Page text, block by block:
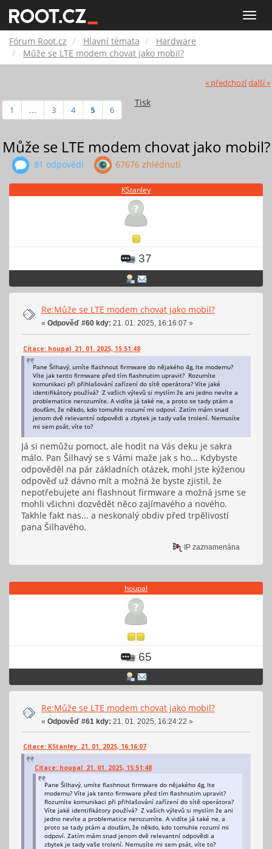
Toggle
Root.cz
Fórum Root.cz Hlavní témata
Hardware
Může se LTE modem chovat jako mobil?
« předchozídalší »
Tisk
1 ... 3 4 5 6
Může se LTE modem chovat jako mobil?
81 odpovědí 67676 zhlédnutí
KStanley
37
Re:Může se LTE modem chovat jako mobil?
« Odpověď #60 kdy: 21. 01. 2025, 16:16:07 »
Citace: houpal 21. 01. 2025, 15:51:48
Pane Šilhavý, umíte flashnout firmware do nějakého 4g, lte modemu?
Víte jak tento firmware před tím flashnutim upravit? Rozumíte
komunikaci při přihlašování zařízení do sítě operátora? Víte jaké
identifikátory používá? Z vašich výlevů si myslím že ani jedno nevíte a
problematice nerozumíte. A vidíte já také ne, a proto se tady ptám a
doufám, že někdo, kdo tomuhle rozumí mi odpoví. Zatím mám snad
jenom dvě relevantní odpovědi a zbytek je tady vaše trolení. Nemusíte
mi sem psát, víte to?
Já si nemůžu pomoct, ale hodit na Vás deku je sakra
málo. Pan Šilhavý se s Vámi maže jak s ho... Kdybyste
odpověděl na pár základních otázek, mohl jste kýženou
odpověď už dávno mít a možná že byste zjistil, že
nepotřebujete ani flashnout firmware a možná jsme se
mohli všichni dozvědět něco zajímavého a nového.
Takhle fakt nas... a neskonalý obdiv před trpělivostí
pana Šilhavého.
IP zaznamenána
houpal
65
Re:Může se LTE modem chovat jako mobil?
« Odpověď #61 kdy: 21. 01. 2025, 16:24:22 »
Citace: KStanley 21. 01. 2025, 16:16:07
Citace: houpal 21. 01. 2025, 15:51:48
Pane Šilhavý, umíte flashnout firmware do nějakého 4g, lte
modemu? Víte jak tento firmware před tím flashnutim upravit?
Rozumíte komunikaci při přihlašování zařízení do sítě operátora?
Víte jaké identifikátory používá? Z vašich výlevů si myslím že ani
jedno nevíte a problematice nerozumíte. A vidíte já také ne, a
proto se tady ptám a doufám, že někdo, kdo tomuhle rozumí mi
odpoví. Zatím mám snad jenom dvě relevantní odpovědi a
zbytek je tady vaše trolení. Nemusíte mi sem psát, víte to?